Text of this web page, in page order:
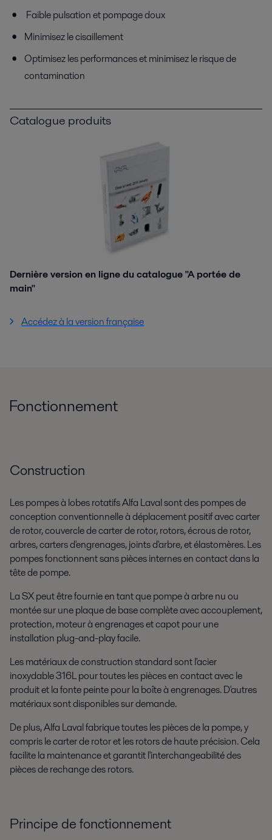
Faible pulsation et pompage doux
Minimisez le cisaillement
Optimisez les performances et minimisez le risque de
contamination
Catalogue produits
Dernière version en ligne du catalogue "A portée de
main"
Accédez à la version française
Fonctionnement
Construction
Les pompes à lobes rotatifs Alfa Laval sont des pompes de
conception conventionnelle à déplacement positif avec carter
de rotor, couvercle de carter de rotor, rotors, écrous de rotor,
arbres, carters d'engrenages, joints d'arbre, et élastomères. Les
pompes fonctionnent sans pièces internes en contact dans la
tête de pompe.
La SX peut être fournie en tant que pompe à arbre nu ou
montée sur une plaque de base complète avec accouplement,
protection, moteur à engrenages et capot pour une
installation plug-and-play facile.
Les matériaux de construction standard sont l'acier
inoxydable 316L pour toutes les pièces en contact avec le
produit et la fonte peinte pour la boîte à engrenages. D'autres
matériaux sont disponibles sur demande.
De plus, Alfa Laval fabrique toutes les pièces de la pompe, y
compris le carter de rotor et les rotors de haute précision. Cela
facilite la maintenance et garantit l'interchangeabilité des
pièces de rechange des rotors.
Principe de fonctionnement